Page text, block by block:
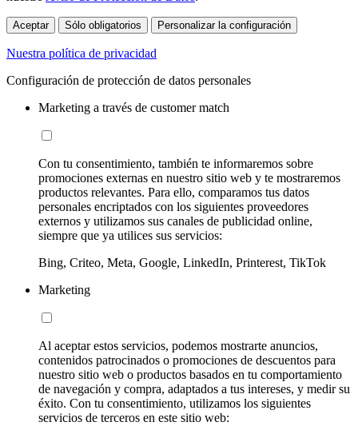
Aceptar Sólo obligatorios Personalizar la configuración
Nuestra política de privacidad
Configuración de protección de datos personales
Marketing a través de customer match
Con tu consentimiento, también te informaremos sobre
promociones externas en nuestro sitio web y te mostraremos
productos relevantes. Para ello, comparamos tus datos
personales encriptados con los siguientes proveedores
externos y utilizamos sus canales de publicidad online,
siempre que ya utilices sus servicios:
Bing, Criteo, Meta, Google, LinkedIn, Printerest, TikTok
Marketing
Al aceptar estos servicios, podemos mostrarte anuncios,
contenidos patrocinados o promociones de descuentos para
nuestro sitio web o productos basados en tu comportamiento
de navegación y compra, adaptados a tus intereses, y medir su
éxito. Con tu consentimiento, utilizamos los siguientes
servicios de terceros en este sitio web: